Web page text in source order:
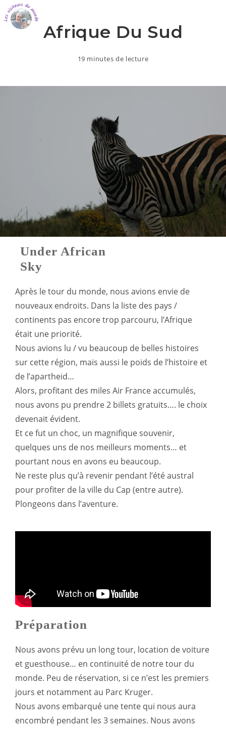
Afrique Du Sud
19 minutes de lecture
Under African
Sky
Après le tour du monde, nous avions envie de
nouveaux endroits. Dans la liste des pays /
continents pas encore trop parcouru, l’Afrique
était une priorité.
Nous avions lu / vu beaucoup de belles histoires
sur cette région, mais aussi le poids de l’histoire et
de l’apartheid…
Alors, profitant des miles Air France accumulés,
nous avons pu prendre 2 billets gratuits…. le choix
devenait évident.
Et ce fut un choc, un magnifique souvenir,
quelques uns de nos meilleurs moments… et
pourtant nous en avons eu beaucoup.
Ne reste plus qu’à revenir pendant l’été austral
pour profiter de la ville du Cap (entre autre).
Plongeons dans l’aventure.
Préparation
Nous avons prévu un long tour, location de voiture
et guesthouse… en continuité de notre tour du
monde. Peu de réservation, si ce n’est les premiers
jours et notamment au Parc Kruger.
Nous avons embarqué une tente qui nous aura
encombré pendant les 3 semaines. Nous avons